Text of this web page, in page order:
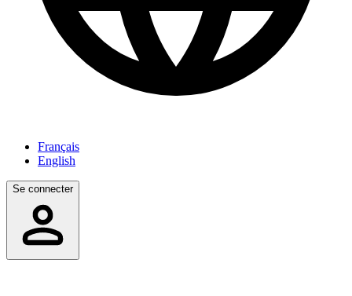
Français
English
Se connecter